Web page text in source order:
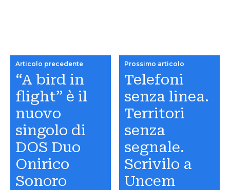
Articolo precedente
“A bird in
flight” è il
nuovo
singolo di
DOS Duo
Onirico
Sonoro
Prossimo articolo
Telefoni
senza linea.
Territori
senza
segnale.
Scrivilo a
Uncem